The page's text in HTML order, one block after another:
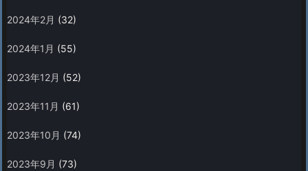
2024年2月 (32)
2024年1月 (55)
2023年12月 (52)
2023年11月 (61)
2023年10月 (74)
2023年9月 (73)